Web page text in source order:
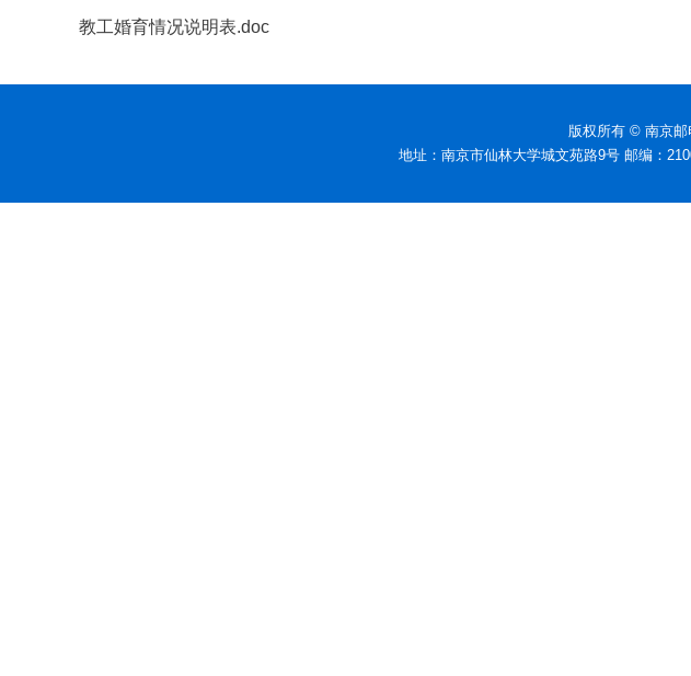
教工婚育情况说明表.doc
版权所有 © 南京邮
地址：南京市仙林大学城文苑路9号 邮编：